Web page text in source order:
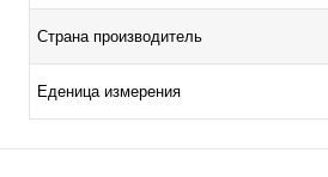
Страна производитель
Еденица измерения